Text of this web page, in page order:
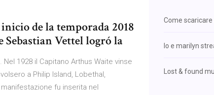
de la temporada 2018
Vettel logró la
1928 il Capitano Arthus Waite vinse
a Philip Island, Lobethal,
fu inserita nel
Come
Io e marilyn
Lost & found